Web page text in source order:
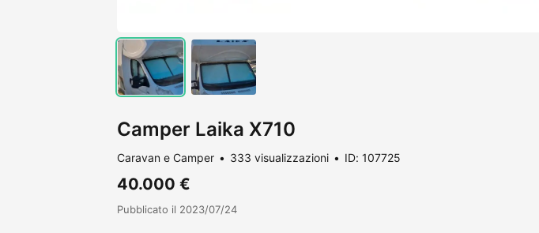
Camper Laika X710
Caravan e Camper 333 visualizzazioni ID: 107725
40.000 €
Pubblicato il 2023/07/24